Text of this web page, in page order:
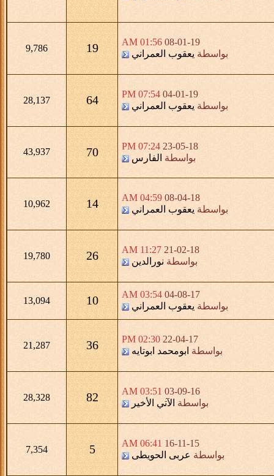
08-01-19
01:56 AM
بواسطة يعقوب العمراني 19
9,786
04-01-19
07:54 PM
بواسطة يعقوب العمراني 64
28,137
23-05-18
07:24 PM
بواسطة الفارس 70
43,937
08-04-18
04:59 AM
بواسطة يعقوب العمراني 14
10,962
21-02-18
11:27 AM
بواسطة نورالدين 26
19,780
04-08-17
03:54 AM
بواسطة يعقوب العمراني 10
13,094
22-04-17
02:30 PM
بواسطة ابومحمد ابوتايه 36
21,287
03-09-16
03:51 AM
بواسطة الآتي الأخير 82
28,328
16-11-15
06:41 AM
بواسطة عربى الحويطى 5
7,354